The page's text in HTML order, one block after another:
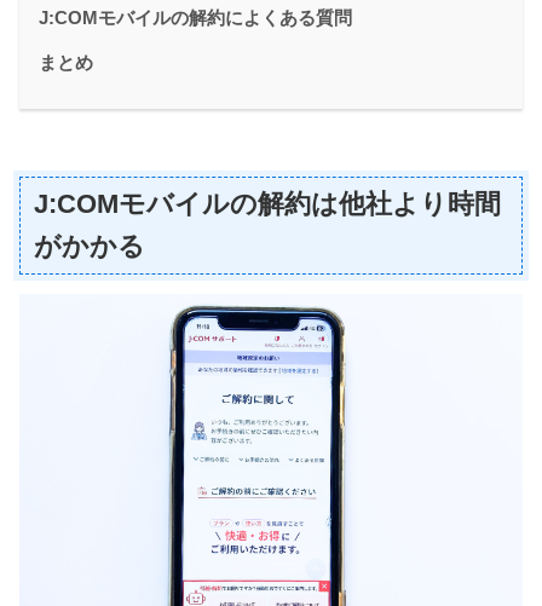
J:COMモバイルの解約によくある質問
まとめ
J:COMモバイルの解約は他社より時間
がかかる